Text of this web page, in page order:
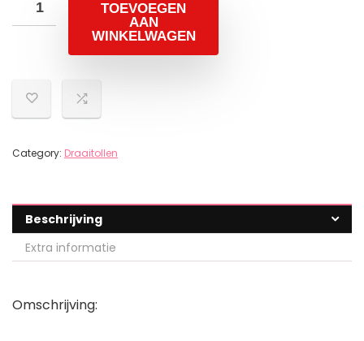
TOEVOEGEN
AAN
WINKELWAGEN
Category: Draaitollen
Beschrijving
Extra informatie
Omschrijving: